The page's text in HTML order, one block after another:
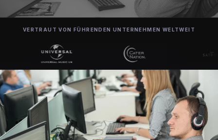
VERTRAUT VON FÜHRENDEN UNTERNEHMEN WELTWEIT